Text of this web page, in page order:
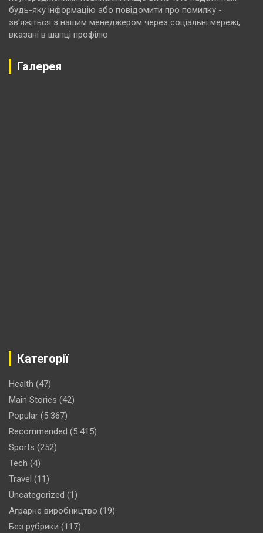
будь-яку інформацію або повідомити про помилку -
зв'яжіться з нашим менеджером через соціальні мережі,
вказані в шапці профілю
Галерея
Категорії
Health (47)
Main Stories (42)
Popular (5 367)
Recommended (5 415)
Sports (252)
Tech (4)
Travel (11)
Uncategorized (1)
Аграрне виробництво (19)
Без рубрики (117)